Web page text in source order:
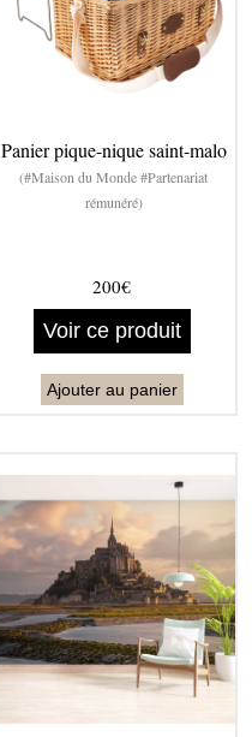
Panier pique-nique saint-malo
(#Maison du Monde #Partenariat
rémunéré)
200€
Voir ce produit
Ajouter au panier